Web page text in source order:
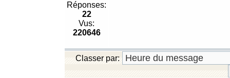
Réponses:
22
Vus:
220646
Classer par: